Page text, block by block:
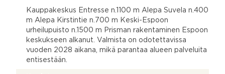
Kauppakeskus Entresse n.1100 m Alepa Suvela n.400
m Alepa Kirstintie n.700 m Keski-Espoon
urheilupuisto n.1500 m Prisman rakentaminen Espoon
keskukseen alkanut. Valmista on odotettavissa
vuoden 2028 aikana, mikä parantaa alueen palveluita
entisestään.